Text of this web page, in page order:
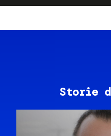
Storie